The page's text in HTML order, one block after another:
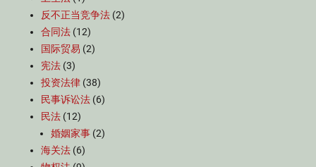
反不正当竞争法 (2)
合同法 (12)
国际贸易 (2)
宪法 (3)
投资法律 (38)
民事诉讼法 (6)
民法 (12)
婚姻家事 (2)
海关法 (6)